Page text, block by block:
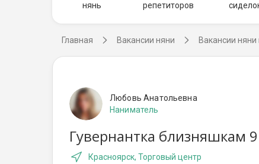
нянь
репетиторов
Главная Вакансии няни Вакансии
Любовь Анатольевна
Наниматель
Гувернантка близняшкам
Красноярск, Торговый центр